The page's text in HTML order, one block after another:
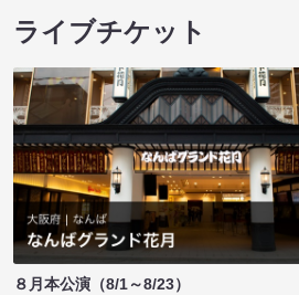
ライブチケット
８月本公演（8/1～8/23）